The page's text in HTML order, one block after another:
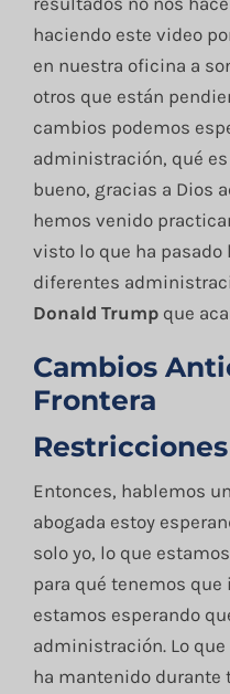
haciendo este video
en nuestra oficina a
otros que están
cambios podemos
administración, qué es
bueno, gracias a Dios
hemos venido
visto lo que ha
diferentes
Donald Trumpque
Cambios
Frontera
Entonces, hablemos
abogada estoy
solo yo, lo que
para qué tenemos
estamos esperando
administración. Lo
ha mantenido durante